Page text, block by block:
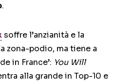
.
soffre l’anzianità e la
zona-podio, ma tiene a
in France’: You Will
alla grande in Top-10 e